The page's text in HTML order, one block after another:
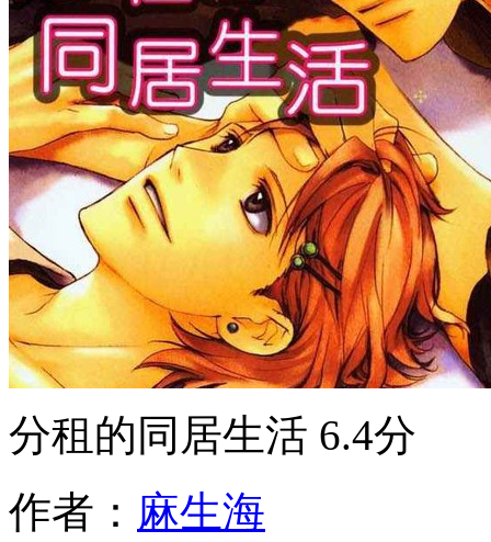
分租的同居生活 6.4分
作者： 麻生海